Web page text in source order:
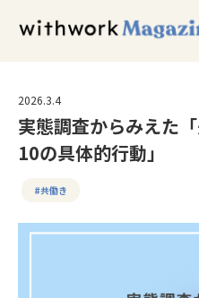
2026.3.4
実態調査からみえた
10の具体的行動」
#共働き